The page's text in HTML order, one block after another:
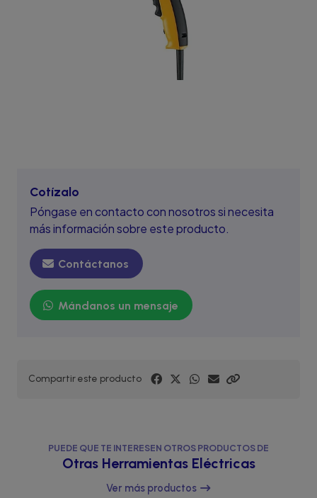
Cotízalo
Póngase en contacto con nosotros si necesita
más información sobre este producto.
Contáctanos
Mándanos un mensaje
Compartir este producto
PUEDE QUE TE INTERESEN OTROS PRODUCTOS DE
Otras Herramientas Eléctricas
Ver más productos